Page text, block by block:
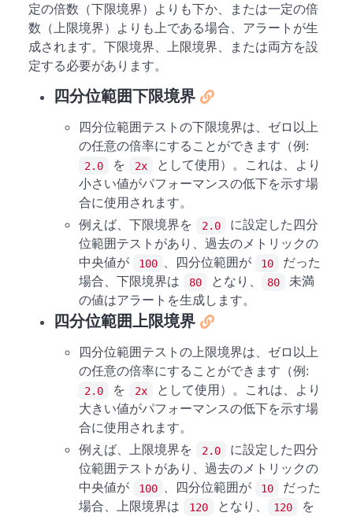
定の倍数（下限境界）よりも下か、または一定の倍
数（上限境界）よりも上である場合、アラートが生
成されます。下限境界、上限境界、または両方を設
定する必要があります。
四分位範囲下限境界
四分位範囲テストの下限境界は、ゼロ以上
の任意の倍率にすることができます（例:
2.0 を 2x
として使用）。これは、より
小さい値がパフォーマンスの低下を示す場
合に使用されます。
例えば、下限境界を
2.0
に設定した四分
位範囲テストがあり、過去のメトリックの
中央値が
100 、四分位範囲が 10
だった
場合、下限境界は
80 となり、 80
未満
の値はアラートを生成します。
四分位範囲上限境界
四分位範囲テストの上限境界は、ゼロ以上
の任意の倍率にすることができます（例:
2.0 を 2x
として使用）。これは、より
大きい値がパフォーマンスの低下を示す場
合に使用されます。
例えば、上限境界を
2.0
に設定した四分
位範囲テストがあり、過去のメトリックの
中央値が
100 、四分位範囲が 10
だった
場合、上限境界は
120 となり、 120
を